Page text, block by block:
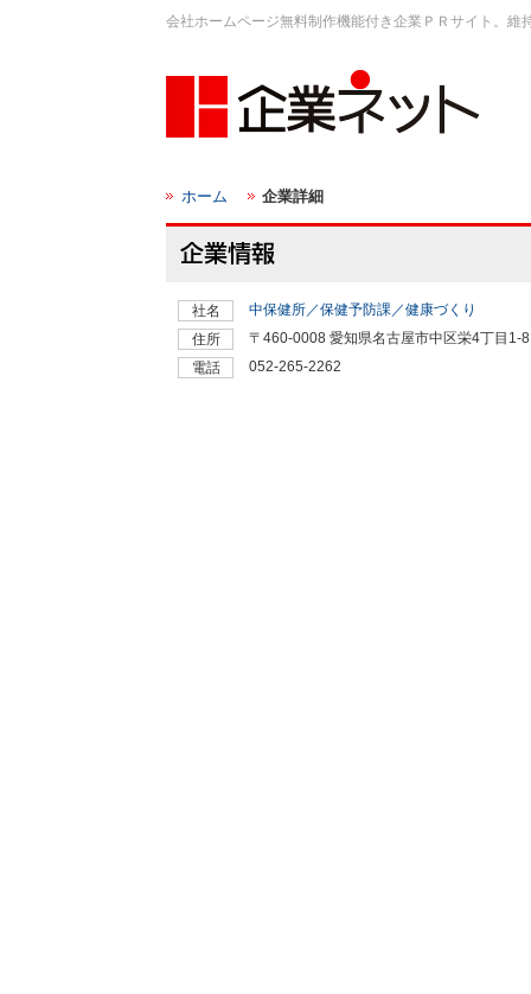
会社ホームページ無料制作機能付き企業ＰＲサイト。
ホーム 企業詳細
社名
中保健所／保健予防課／健康づくり
住所
〒460-0008 愛知県名古屋市中区栄4丁目1-8
電話
052-265-2262